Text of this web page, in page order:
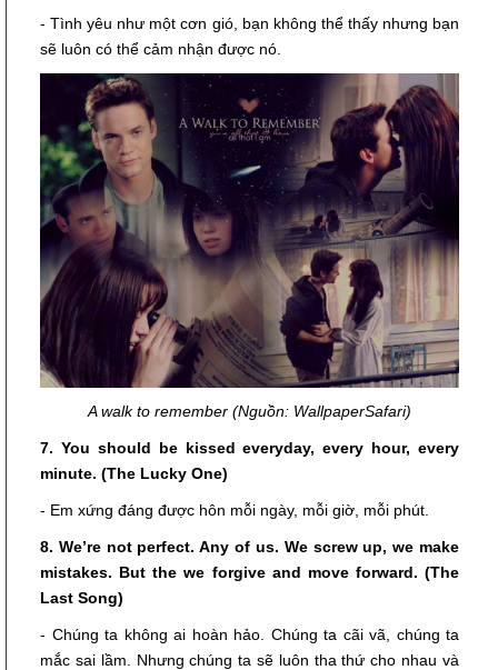
- Tình yêu như một cơn gió, bạn không thể thấy nhưng bạn
sẽ luôn có thể cảm nhận được nó.
A walk to remember (Nguồn: WallpaperSafari)
7. You should be kissed everyday, every hour, every
minute. (The Lucky One)
- Em xứng đáng được hôn mỗi ngày, mỗi giờ, mỗi phút.
8. We’re not perfect. Any of us. We screw up, we make
mistakes. Butthe we forgive and move forward. (The
Last Song)
- Chúng ta không ai hoàn hảo. Chúng ta cãi vã, chúng ta
mắc sai lầm. Nhưng chúng ta sẽ luôn tha thứ cho nhau và